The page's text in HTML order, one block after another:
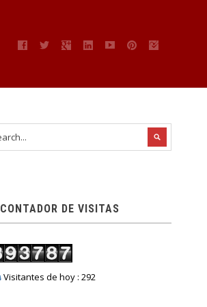
CONTADOR DE VISITAS
Visitantes de hoy : 292